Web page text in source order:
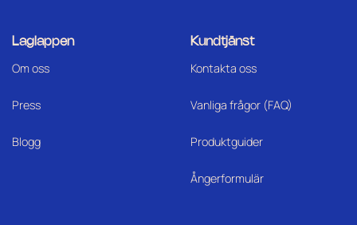
Laglappen
Om oss
Press
Blogg
Kundtjänst
Kontakta oss
Vanliga frågor (FAQ)
Produktguider
Ångerformulär